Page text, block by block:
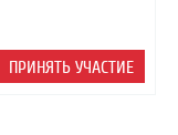
ПРИНЯТЬ УЧАСТИЕ